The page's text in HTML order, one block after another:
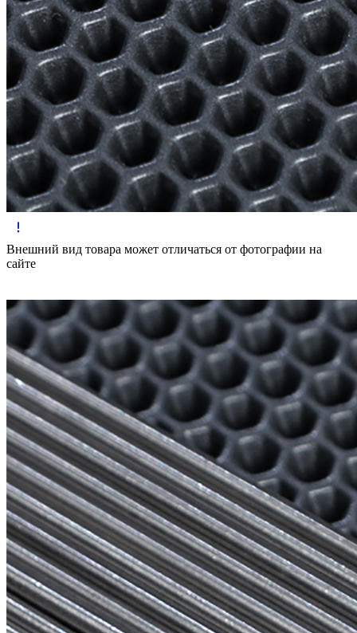
Внешний вид товара может отличаться от фотографии на
сайте